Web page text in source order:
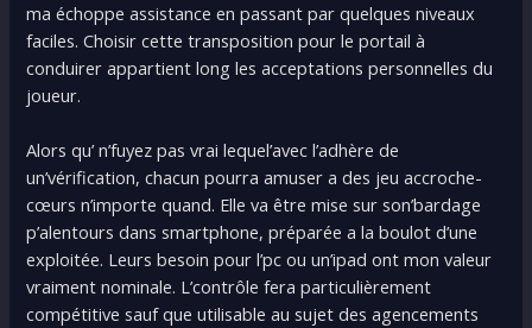
ma échoppe assistance en passant par quelques niveaux
faciles. Choisir cette transposition pour le portail à
conduirer appartient long les acceptations personnelles du
joueur.
Alors qu’ n’fuyez pas vrai lequel’avec l’adhère de
un’vérification, chacun pourra amuser a des jeu accroche-
cœurs n’importe quand. Elle va être mise sur son’bardage
p’alentours dans smartphone, préparée a la boulot d’une
exploitée. Leurs besoin pour l’pc ou un’ipad ont mon valeur
vraiment nominale. L’contrôle fera particulièrement
compétitive sauf que utilisable au sujet des agencements